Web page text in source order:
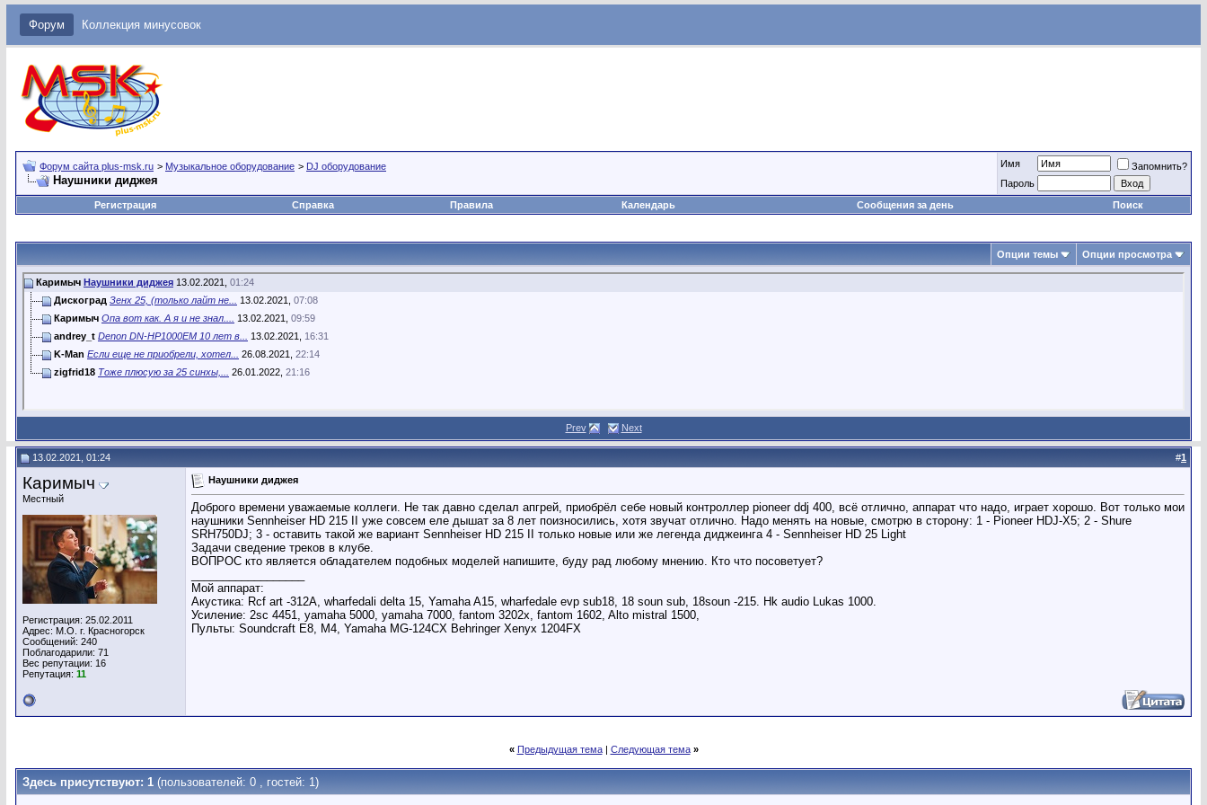
Форум Коллекция минусовок
Форум сайта plus-msk.ru > Музыкальное оборудование > DJ оборудование
Наушники диджея
Имя
Запомнить?
Пароль
Регистрация
Справка Правила Календарь Сообщения за день Поиск
Опции темы Опции просмотра
Каримыч Наушники диджея 13.02.2021, 01:24
Дискоград Зенх 25, (только лайт не... 13.02.2021, 07:08
Каримыч Опа вот как. А я и не знал.... 13.02.2021, 09:59
andrey_t Denon DN-HP1000EM 10 лет в... 13.02.2021, 16:31
K-Man Если еще не приобрели, хотел... 26.08.2021, 22:14
zigfrid18 Тоже плюсую за 25 синхы,... 26.01.2022, 21:16
Prev Next
13.02.2021, 01:24 #1
Каримыч
Местный
Регистрация: 25.02.2011
Адрес: М.О. г. Красногорск
Сообщений: 240
Поблагодарили: 71
Вес репутации: 16
Репутация: 11
Наушники диджея
Доброго времени уважаемые коллеги. Не так давно сделал апгрей, приобрёл себе новый контроллер pioneer ddj 400, всё отлично, аппарат что надо, играет хорошо. Вот только мои
наушники Sennheiser HD 215 II уже совсем еле дышат за 8 лет поизносились, хотя звучат отлично. Надо менять на новые, смотрю в сторону: 1 - Pioneer HDJ-X5; 2 - Shure
SRH750DJ; 3 - оставить такой же вариант Sennheiser HD 215 II только новые или же легенда диджеинга 4 - Sennheiser HD 25 Light
Задачи сведение треков в клубе.
ВОПРОС кто является обладателем подобных моделей напишите, буду рад любому мнению. Кто что посоветует?
Мой аппарат:
Акустика: Rcf art -312А, wharfedali delta 15, Yamaha A15, wharfedale evp sub18, 18 soun sub, 18soun -215. Hk audio Lukas 1000.
Усиление: 2sc 4451, yamaha 5000, yamaha 7000, fantom 3202x, fantom 1602, Alto mistral 1500,
Пульты: Soundcraft E8, M4, Yamaha MG-124CX Behringer Xenyx 1204FX
« Предыдущая тема| Следующая тема »
Здесь присутствуют: 1 (пользователей: 0 , гостей: 1)